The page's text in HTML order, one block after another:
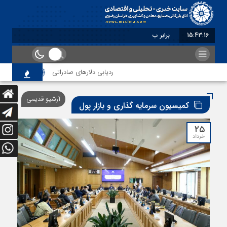
15:43:18 برابر با : Saturday - 8 August - 2026
ردیابی دلارهای صادراتی از اصلاح مقررات
آرشیو قدیمی
کمیسیون سرمایه گذاری و بازار پول
۲۵
خرداد